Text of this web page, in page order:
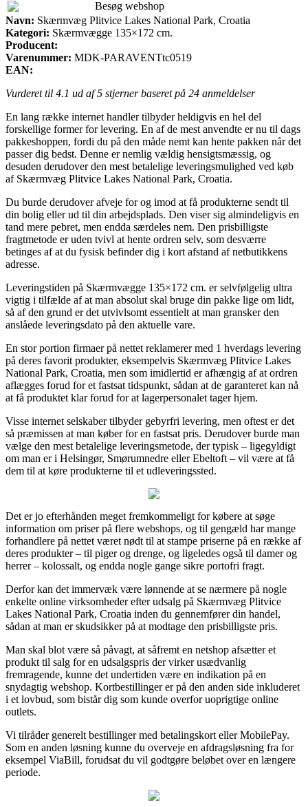
Besøg webshop
Navn: Skærmvæg Plitvice Lakes National Park, Croatia
Kategori: Skærmvægge 135×172 cm.
Producent:
Varenummer: MDK-PARAVENTtc0519
EAN:
Vurderet til 4.1 ud af 5 stjerner baseret på 24 anmeldelser
En lang række internet handler tilbyder heldigvis en hel del
forskellige former for levering. En af de mest anvendte er nu til dags
pakkeshoppen, fordi du på den måde nemt kan hente pakken når det
passer dig bedst. Denne er nemlig vældig hensigtsmæssig, og
desuden derudover den mest betalelige leveringsmulighed ved køb
af Skærmvæg Plitvice Lakes National Park, Croatia.
Du burde derudover afveje for og imod at få produkterne sendt til
din bolig eller ud til din arbejdsplads. Den viser sig almindeligvis en
tand mere pebret, men endda særdeles nem. Den prisbilligste
fragtmetode er uden tvivl at hente ordren selv, som desværre
betinges af at du fysisk befinder dig i kort afstand af netbutikkens
adresse.
Leveringstiden på Skærmvægge 135×172 cm. er selvfølgelig ultra
vigtig i tilfælde af at man absolut skal bruge din pakke lige om lidt,
så af den grund er det utvivlsomt essentielt at man gransker den
anslåede leveringsdato på den aktuelle vare.
En stor portion firmaer på nettet reklamerer med 1 hverdags levering
på deres favorit produkter, eksempelvis Skærmvæg Plitvice Lakes
National Park, Croatia, men som imidlertid er afhængig af at ordren
aflægges forud for et fastsat tidspunkt, sådan at de garanteret kan nå
at få produktet klar forud for at lagerpersonalet tager hjem.
Visse internet selskaber tilbyder gebyrfri levering, men oftest er det
så præmissen at man køber for en fastsat pris. Derudover burde man
vælge den mest betalelige leveringsmetode, der typisk – ligegyldigt
om man er i Helsingør, Smørumnedre eller Ebeltoft – vil være at få
dem til at køre produkterne til et udleveringssted.
Det er jo efterhånden meget fremkommeligt for købere at søge
information om priser på flere webshops, og til gengæld har mange
forhandlere på nettet været nødt til at stampe priserne på en række af
deres produkter – til piger og drenge, og ligeledes også til damer og
herrer – kolossalt, og endda nogle gange sikre portofri fragt.
Derfor kan det immervæk være lønnende at se nærmere på nogle
enkelte online virksomheder efter udsalg på Skærmvæg Plitvice
Lakes National Park, Croatia inden du gennemfører din handel,
sådan at man er skudsikker på at modtage den prisbilligste pris.
Man skal blot være så påvagt, at såfremt en netshop afsætter et
produkt til salg for en udsalgspris der virker usædvanlig
fremragende, kunne det undertiden være en indikation på en
snydagtig webshop. Kortbestillinger er på den anden side inkluderet
i et lovbud, som bistår dig som kunde overfor uoprigtige online
outlets.
Vi tilråder generelt bestillinger med betalingskort eller MobilePay.
Som en anden løsning kunne du overveje en afdragsløsning fra for
eksempel ViaBill, forudsat du vil godtgøre beløbet over en længere
periode.